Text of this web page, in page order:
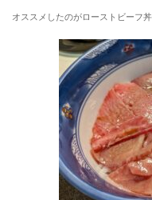
オススメしたのがローストビーフ丼